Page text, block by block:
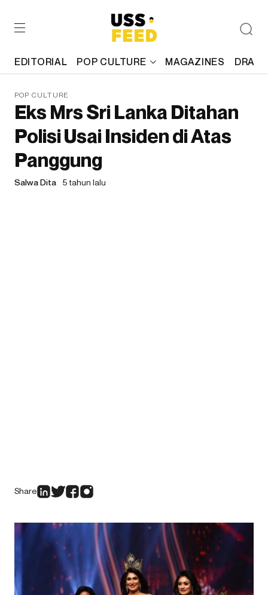
EDITORIAL POP CULTURE MAGAZINES
POP CULTURE
Eks Mrs Sri Lanka Ditahan
Polisi Usai Insiden di Atas
Panggung
Salwa Dita 5 tahun lalu
Share